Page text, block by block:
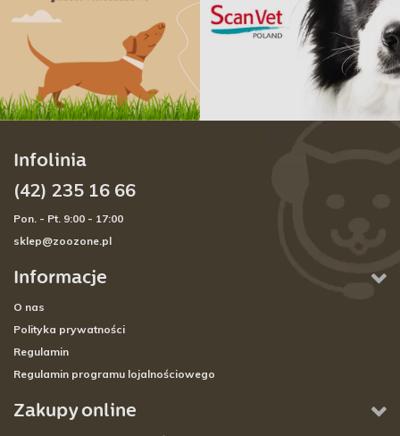
Informacje
O nas
Polityka prywatności
Regulamin
Regulamin programu lojalnościowego
Zakupy online
Infolinia
(42) 235 16 66
Pon. - Pt. 9:00 - 17:00
sklep@zoozone.pl